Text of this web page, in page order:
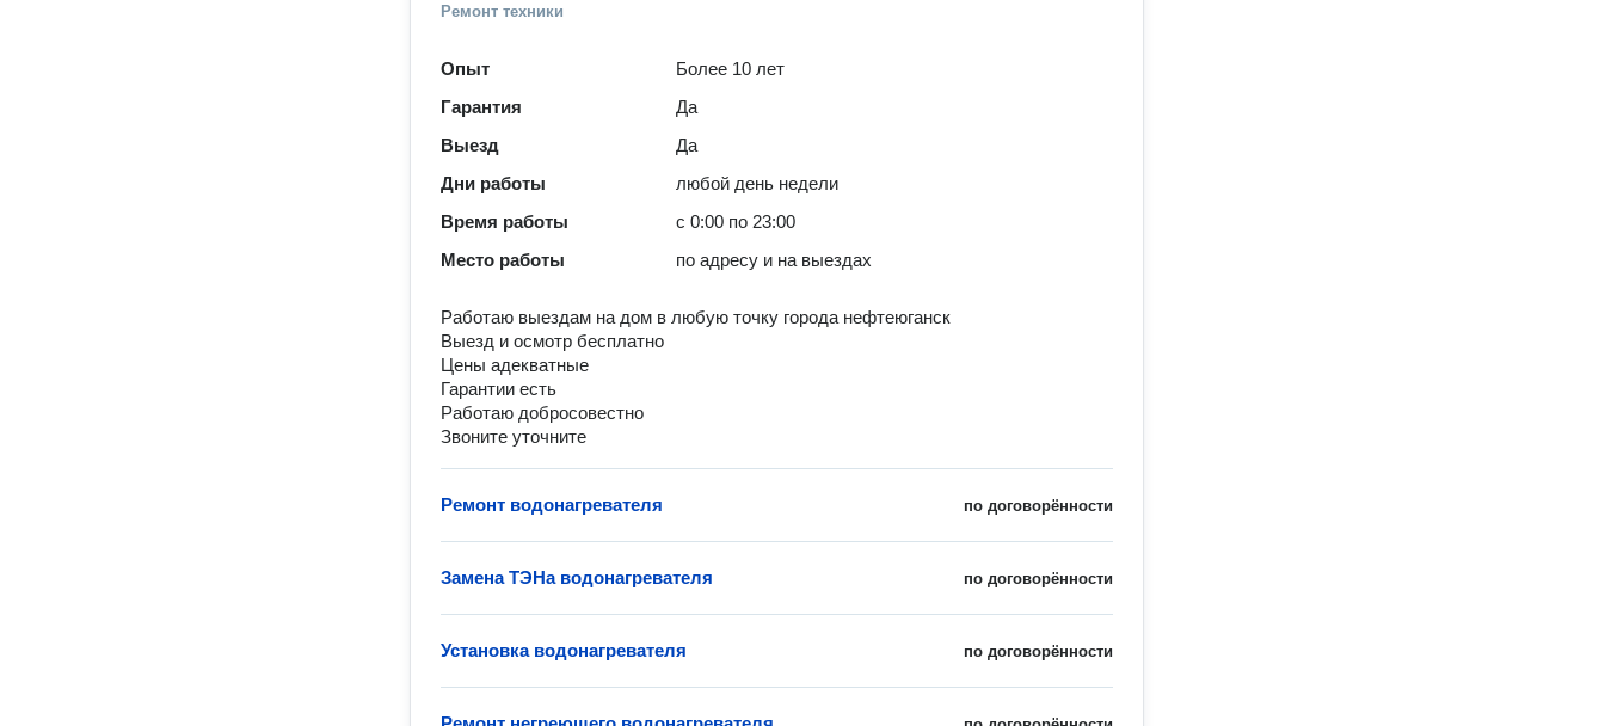
Ремонт техники
Опыт
Более 10 лет
Гарантия
Да
Выезд
Да
Дни работы
любой день недели
Время работы
с 0:00 по 23:00
Место работы
по адресу и на выездах
Работаю выездам на дом в любую точку города нефтеюганск
Выезд и осмотр бесплатно
Цены адекватные
Гарантии есть
Работаю добросовестно
Звоните уточните
по договорённости
Ремонт водонагревателя
по договорённости
Замена ТЭНа водонагревателя
по договорённости
Установка водонагревателя